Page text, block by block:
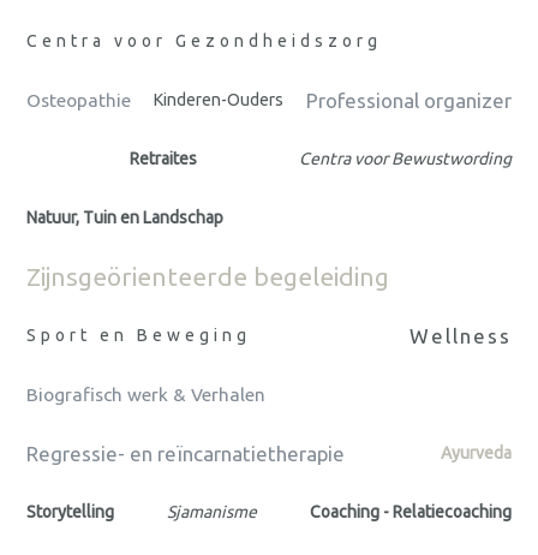
Centra voor Gezondheidszorg
Osteopathie Kinderen-Ouders Professional organizer
Retraites Centra voor Bewustwording
Natuur, Tuin en Landschap
Zijnsgeörienteerde begeleiding
Sport en Beweging Wellness
Biografisch werk & Verhalen
Regressie- en reïncarnatietherapie Ayurveda
Storytelling Sjamanisme Coaching - Relatiecoaching